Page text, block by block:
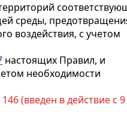
среды,
воздействия, с учетом
настоящих Правил, и
необходимости
(введен в действие с 9